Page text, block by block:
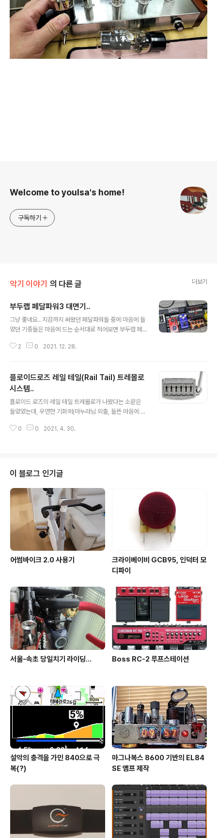
Welcome to youlsa's home!
구독하기
악기 이야기 의 다른 글 더보기
부두랩 페달파워3 대면기..
그냥 좋네요.. 지끔까지 써왔던 페달파워들 중에 마음에 들
었던 기종들은 마음에 드는 순서대로 적어보면 부두랩 페
레온 파워, MXR DC Brick, Mosky DC Tank 등입니다.
면...), 거대한 트랜스포머(==도란스?)가 들어가 있는 방식
의 기종들이라 그런지 와우 페달이나 민감한 퍼즈 및 드라
이브 페달을 파워 부근에 가져가면 트랜스포머 주변의 자
기장의 영향인지 살짝 험 노이즈가 끼는 문제가 있었습니
다. 트랜스포머 때문에 상당히 무겁기도 하고요.. 그런 점들
이 해결이 된 것 같습니다. 페달파워3의 장점입니다. 1. 가
2 0 2021. 12. 28.
플로이드로즈 레일 테일(Rail Tail) 트레몰로
시스템..
플로이드 로즈의 레일 테일 트레몰로가 나왔다는 소문은
들었었는데, 우연한 기회에(마누라님 외출, 들뜬 마음에 마
적인 펜더 스트랫에 설치 가능한 플로이드 로즈의 트레몰
부분에 설치하고 브릿지 유닛이 그 매끄러운 표면을 감싸
미끄러지며 저항을 줄이는 방식입니다. 전체적인 구조는
아래의 그림과 같습니다. 일반적인 펜더의 브릿지와는 달
리 스트링 넣는 통로가 살짝 휘어있는데, 뭔가 서스테인도
좋아지고 톤도 좋아지고 쓸데없는 저항을 줄여준다고 하는
데 잘 모르겠습니다. 줄 끼울때 반대쪽 구멍..
0 0 2021. 4. 30.
이 블로그 인기글
어썸바이크 2.0 사용기
크라이베이비 GCB95, 인덕터 모
디파이
서울-속초 당일치기 라이딩... Boss RC-2 루프스테이션
설악의 충격을 가민 840으로 극
복(?)
마그나복스 8600 기반의 EL84
SE 앰프 제작